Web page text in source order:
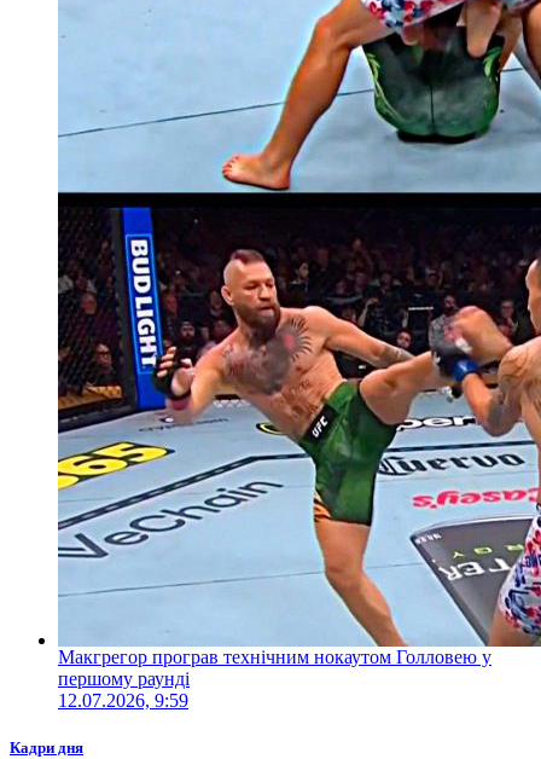
Макгрегор програв технічним нокаутом Голловею у
першому раунді
12.07.2026, 9:59
Кадри дня